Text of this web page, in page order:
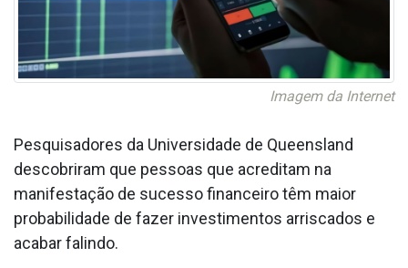
Imagem da Internet
Pesquisadores da Universidade de Queensland
descobriram que pessoas que acreditam na
manifestação de sucesso financeiro têm maior
probabilidade de fazer investimentos arriscados e
acabar falindo.